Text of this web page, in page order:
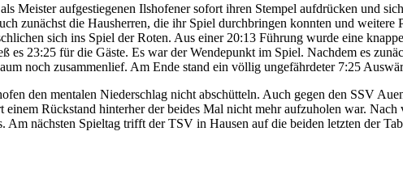
Meister aufgestiegenen Ilshofener sofort ihren Stempel aufdrücken und
zunächst die Hausherren, die ihr Spiel durchbringen konnten und
sich ins Spiel der Roten. Aus einer 20:13 Führung wurde eine
es 23:25 für die Gäste. Es war der Wendepunkt im Spiel. Nachdem es
noch zusammenlief. Am Ende stand ein völlig ungefährdeter 7:25
den mentalen Niederschlag nicht abschütteln. Auch gegen den SSV
Rückstand hinterher der beides Mal nicht mehr aufzuholen war.
Am nächsten Spieltag trifft der TSV in Hausen auf die beiden letzten der